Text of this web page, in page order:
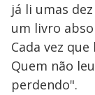
já li umas
um livro
Cada vez
Quem não
perdendo".